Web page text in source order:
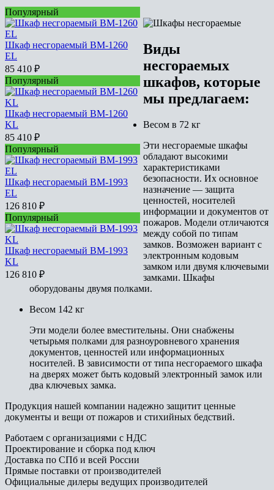
Популярный
Шкаф несгораемый BM-1260
EL
85 410 ₽
Популярный
Шкаф несгораемый BM-1260
KL
85 410 ₽
Популярный
Шкаф несгораемый BM-1993
EL
126 810 ₽
Популярный
Шкаф несгораемый BM-1993
KL
126 810 ₽
Виды
несгораемых
шкафов, которые
мы предлагаем:
Весом в 72 кг
Эти несгораемые шкафы
обладают высокими
характеристиками
безопасности. Их основное
назначение — защита
ценностей, носителей
информации и документов от
пожаров. Модели отличаются
между собой по типам
замков. Возможен вариант с
электронным кодовым
замком или двумя ключевыми
замками. Шкафы
оборудованы двумя полками.
Весом 142 кг
Эти модели более вместительны. Они снабжены
четырьмя полками для разноуровневого хранения
документов, ценностей или информационных
носителей. В зависимости от типа несгораемого шкафа
на дверях может быть кодовый электронный замок или
два ключевых замка.
Продукция нашей компании надежно защитит ценные
документы и вещи от пожаров и стихийных бедствий.
Работаем с организациями с НДС
Проектирование и сборка под ключ
Доставка по СПб и всей России
Прямые поставки от производителей
Официальные дилеры ведущих производителей